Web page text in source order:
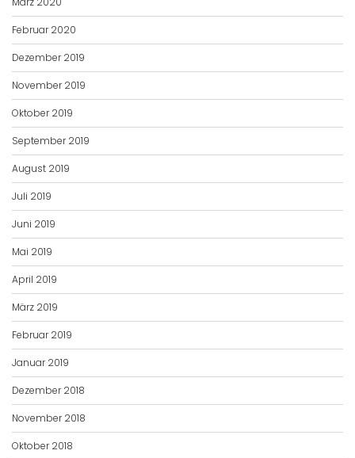
Februar 2020
Dezember 2019
November 2019
Oktober 2019
September 2019
August 2019
Juli 2019
Juni 2019
Mai 2019
April 2019
März 2019
Februar 2019
Januar 2019
Dezember 2018
November 2018
Oktober 2018